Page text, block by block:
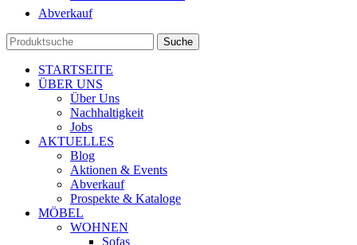
Abverkauf
Suche
STARTSEITE
ÜBER UNS
Über Uns
Nachhaltigkeit
Jobs
AKTUELLES
Blog
Aktionen & Events
Abverkauf
Prospekte & Kataloge
MÖBEL
WOHNEN
Sofas